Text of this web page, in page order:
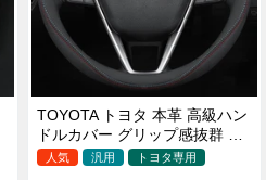
TOYOTA トヨタ 本革 高級ハン
ドルカバー グリップ感抜群 取
り付け簡単 滑り止め 37~40CM
人気 汎用 トヨタ専用